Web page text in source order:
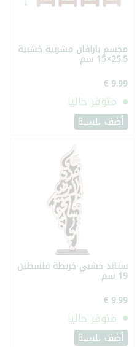
مجسم بارافان مشربية خشبية
25.5×15 سم
متوفر حاليا
أضف للسلة
ستاند خشبي خريطة فلسطين
19 سم
متوفر حاليا
أضف للسلة